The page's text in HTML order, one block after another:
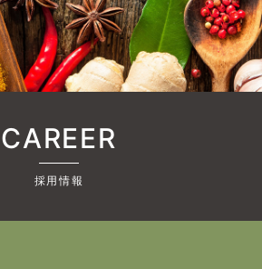
CAREER
採用情報